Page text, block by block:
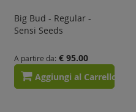
Big Bud - Regular -
Sensi Seeds
A partire da € 95.00
Aggiungi al Carrello